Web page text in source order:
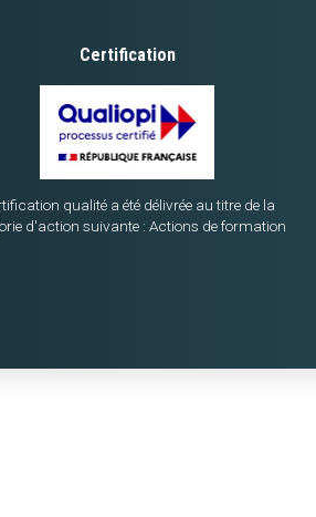
Certification
qualité a été délivrée au titre de la
d'action suivante : Actions de formation